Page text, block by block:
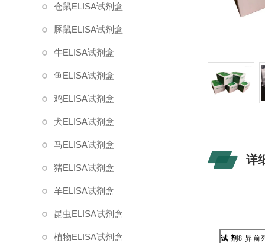
仓鼠ELISA试剂盒
豚鼠ELISA试剂盒
牛ELISA试剂盒
鱼ELISA试剂盒
鸡ELISA试剂盒
犬ELISA试剂盒
马ELISA试剂盒
猪ELISA试剂盒
羊ELISA试剂盒
昆虫ELISA试剂盒
植物ELISA试剂盒
详
试剂 8-异前